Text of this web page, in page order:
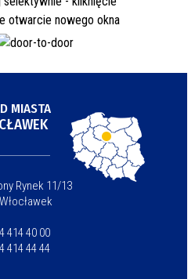
MIASTA
Rynek 11/13
414 40 00
414 44 44